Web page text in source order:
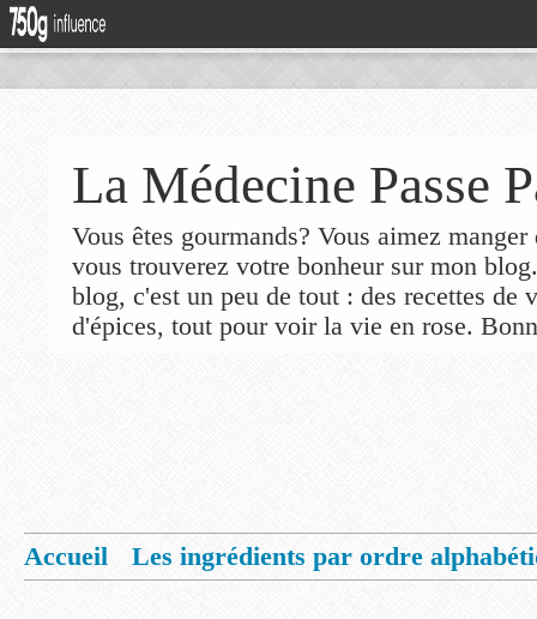
La Médecine Passe
Vous êtes gourmands? Vous aimez
vous trouverez votre bonheur sur mon
blog, c'est un peu de tout : des recettes de
d'épices, tout pour voir la vie en rose.
Accueil
Les ingrédients par ordre